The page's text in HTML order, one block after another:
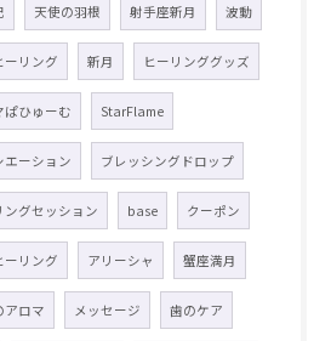
天使の羽根 射手座新月 波動
ーリング 新月 ヒーリンググッズ
ぱひゅーむ StarFlame
エーション ブレッシングドロップ
ングセッション base クーポン
ーリング アリーシャ 蟹座満月
アロマ メッセージ 歯のケア